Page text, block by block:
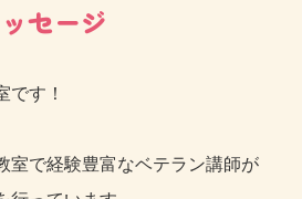
ッセージ
です！
室で経験豊富なベテラン講師が